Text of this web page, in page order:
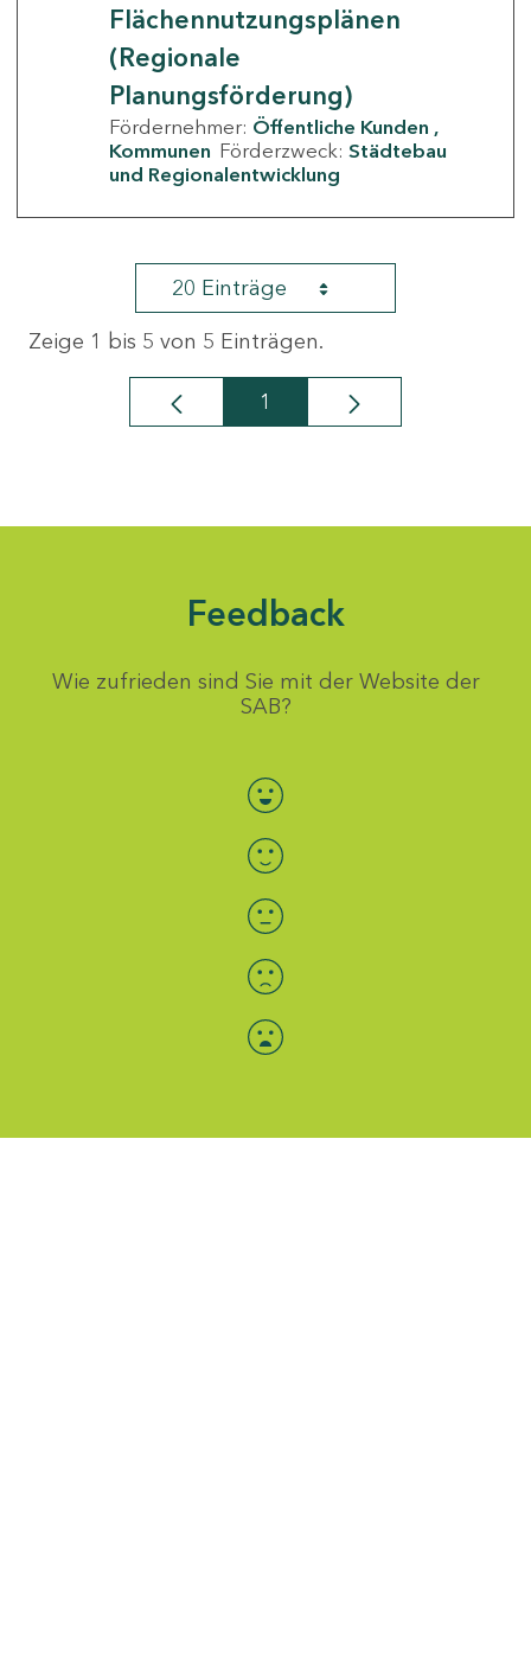
Flächennutzungsplänen
(Regionale
Planungsförderung)
Fördernehmer: Öffentliche Kunden
Kommunen Förderzweck: Städtebau
und Regionalentwicklung
20 Einträge
Zeige 1 bis 5 von 5 Einträgen.
Seite
1
Feedback
Wie zufrieden sind Sie mit der Website der
SAB?
Bewertung auswählen